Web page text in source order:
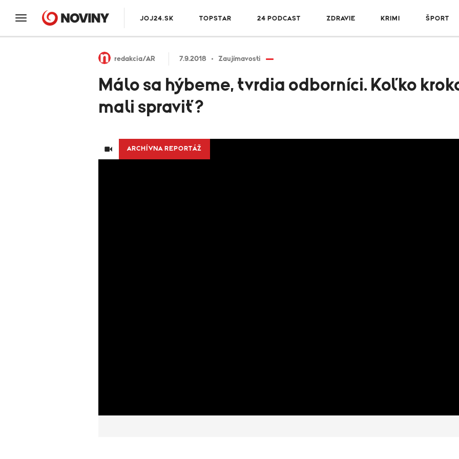
JOJ24.SK TOPSTAR 24 PODCAST ZDRAVIE KRIMI ŠPORT
redakcia/AR 7.9.2018 Zaujímavosti
Málo sa hýbeme, tvrdia odborníci. Koľko
mali spraviť?
ARCHÍVNA REPORTÁŽ